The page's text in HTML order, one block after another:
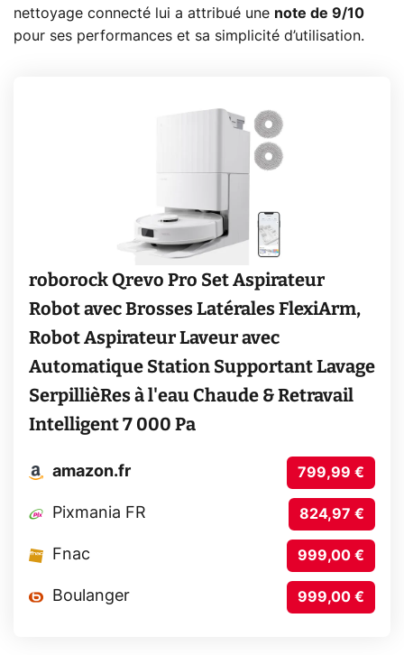
nettoyage connecté lui a attribué une note de 9/10
pour ses performances et sa simplicité d’utilisation.
roborock Qrevo Pro Set Aspirateur
Robot avec Brosses Latérales FlexiArm,
Robot Aspirateur Laveur avec
Automatique Station Supportant Lavage
SerpillièRes à l'eau Chaude & Retravail
Intelligent 7 000 Pa
amazon.fr 799,99 €
Pixmania FR 824,97 €
Fnac 999,00 €
Boulanger 999,00 €